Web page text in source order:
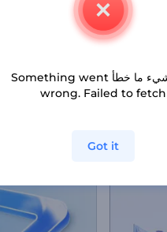
مقدمة عن رحلة سانتا
يوجد شيء ما خطأ Something went
wrong. Failed to fetch
Got it